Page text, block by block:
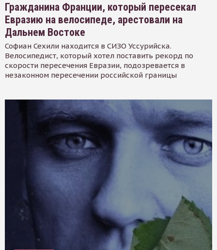
Гражданина Франции, который пересекал
Евразию на велосипеде, арестовали на
Дальнем Востоке
Софиан Сехили находится в СИЗО Уссурийска.
Велосипедист, который хотел поставить рекорд по
скорости пересечения Евразии, подозревается в
незаконном пересечении российской границы